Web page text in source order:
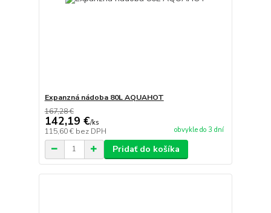
Expanzná nádoba 80L AQUAHOT
167,28 €
142,19 €/ks
115,60 € bez DPH obvykle do 3 dní
Pridať do košíka